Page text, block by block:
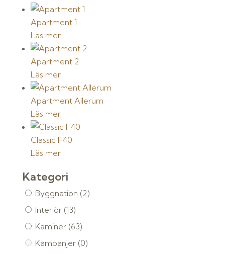
Apartment 1
Läs mer
Apartment 2
Läs mer
Apartment Allerum
Läs mer
Classic F40
Läs mer
Kategori
Byggnation (2)
Interiör (13)
Kaminer (63)
Kampanjer (0)